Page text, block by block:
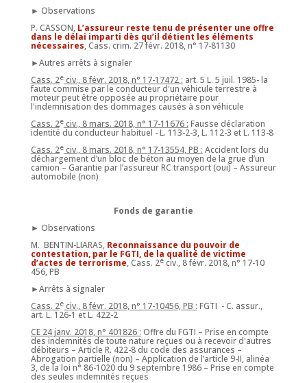
► Observations
P. CASSON, L’assureur reste tenu de présenter une offre
dans le délai imparti dès qu’il détient les éléments
nécessaires, Cass. crim. 27 févr. 2018, n° 17-81130
►Autres arrêts à signaler
Cass. 2eciv., 8 févr. 2018, n° 17-17472 : art. 5 L. 5 juil. 1985- la
faute commise par le conducteur d'un véhicule terrestre à
moteur peut être opposée au propriétaire pour
l'indemnisation des dommages causés à son véhicule
Cass. 2eciv., 8 mars. 2018, n° 17-11676 : Fausse déclaration
identité du conducteur habituel - L. 113-2-3, L. 112-3 et L. 113-8
Cass. 2eciv., 8 mars. 2018, n° 17-13554, PB : Accident lors du
déchargement d’un bloc de béton au moyen de la grue d’un
camion – Garantie par l’assureur RC transport (oui) – Assureur
automobile (non)
Fonds de garantie
► Observations
M. BENTIN-LIARAS, Reconnaissance du pouvoir de
contestation, par le FGTI, de la qualité de victime
d’actes de terrorisme, Cass. 2eciv., 8 févr. 2018, n° 17-10
456, PB
►Arrêts à signaler
Cass. 2eciv., 8 févr. 2018, n° 17-10456, PB : FGTI - C. assur.,
art. L. 126-1 et L. 422-2
CE 24 janv. 2018, n° 401826 : Offre du FGTI – Prise en compte
des indemnités de toute nature reçues ou à recevoir d'autres
débiteurs – Article R. 422-8 du code des assurances –
Abrogation partielle (non) – Application de l’article 9-II, alinéa
3, de la loi n° 86-1020 du 9 septembre 1986 – Prise en compte
des seules indemnités reçues